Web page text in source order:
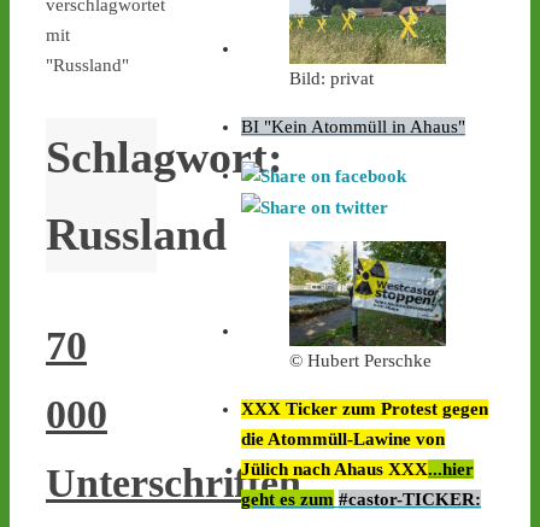
verschlagwortet
mit
"Russland"
Schlagwort:
Russland
70
000
Unterschriften
Bild: privat
BI "Kein Atommüll in Ahaus"
© Hubert Perschke
XXX Ticker zum Protest gegen
die Atommüll-Lawine von
Jülich nach Ahaus XXX...hier
geht es zum #castor-TICKER: